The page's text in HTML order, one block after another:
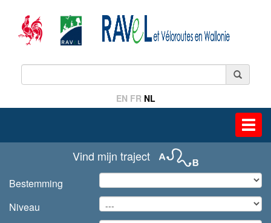
EN FR NL
Vind mijn traject
Bestemming
Niveau